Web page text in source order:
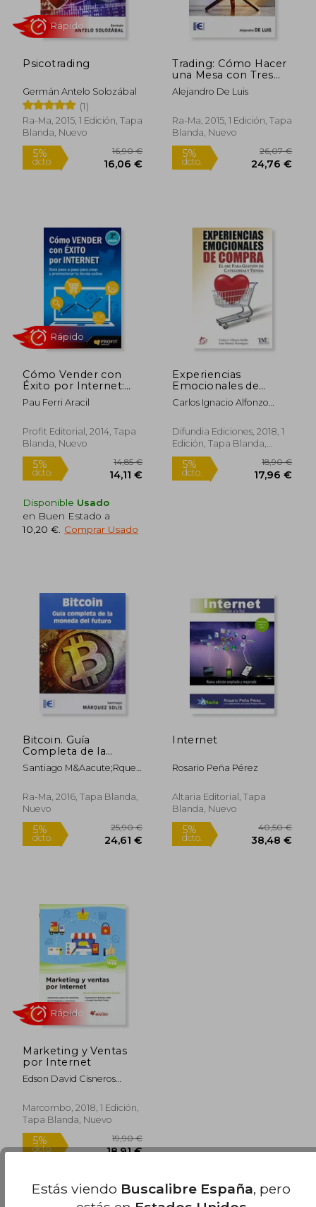
Psicotrading
Germán Antelo Solozábal
(1)
Ra-Ma, 2015, 1 Edición, Tapa
Blanda, Nuevo
5%
dcto.
Rápido
Trading: Cómo Hacer
una Mesa con Tres
Patas? Money,
Method and Mind
Alejandro De Luis
Ra-Ma, 2015, 1 Edición, Tapa
Blanda, Nuevo
5%
dcto.
Cómo Vender con
Éxito por Internet:
Guía Paso a Paso Para
Crear y Promocionar
Pau Ferri Aracil
Profit Editorial, 2014, Tapa
Blanda, Nuevo
5%
Rápido
Disponible Usado
en Buen Estado a
10,20 € Comprar Usado
Experiencias
Emocionales de
Compra
Carlos Ignacio Alfonzo
Domínguez Romaguera
Difundia Ediciones, 2018, 1
Edición, Tapa Blanda,
Nuevo
dcto.
Bitcoin. Guía
Completa de la
Moneda del Futuro
Santiago M&Aacute;Rquez
Ra-Ma, 2016, Tapa Blanda,
Nuevo
5%
dcto.
Internet
Rosario Peña Pérez
Altaria Editorial, Tapa
Blanda, Nuevo
Marketing y Ventas
por Internet
Edson David Cisneros
Marcombo, 2018, 1 Edición,
Tapa Blanda, Nuevo
Rápido
Estás viendo Buscalibre España, pero